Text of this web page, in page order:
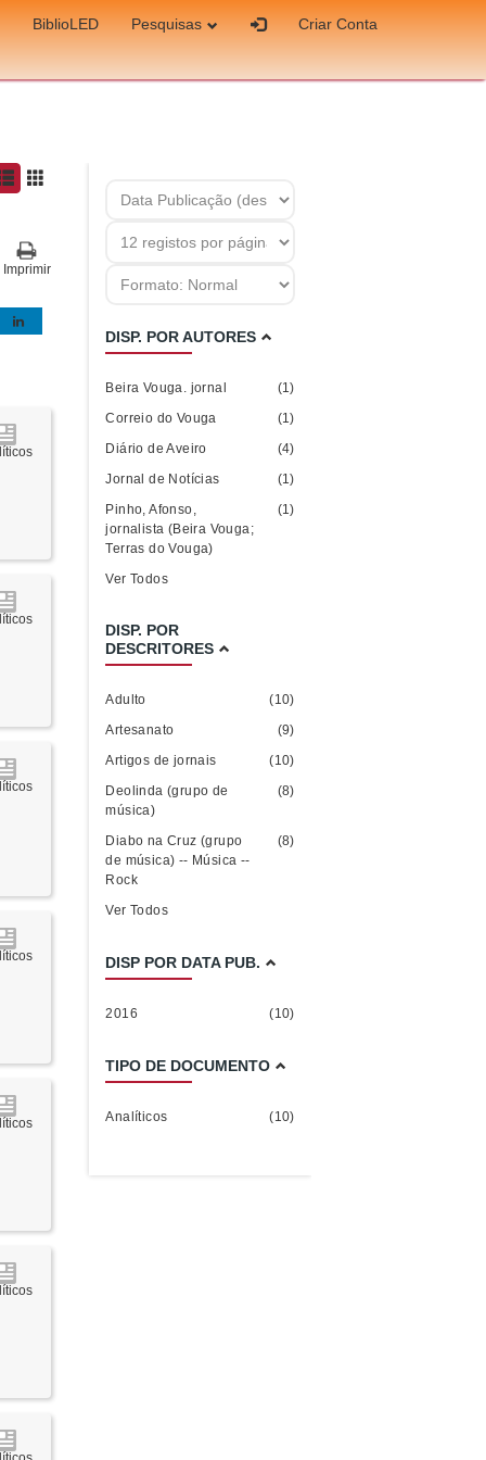
BiblioLED Pesquisas
Criar Conta
Imprimir
DISP. POR AUTORES
Beira Vouga. jornal
(1)
Correio do Vouga
(1)
Diário de Aveiro
(4)
Jornal de Notícias
(1)
Pinho, Afonso,
jornalista (Beira Vouga;
Terras do Vouga)
(1)
Ver Todos
DISP. POR
DESCRITORES
Adulto
(10)
Artesanato
(9)
Artigos de jornais
(10)
Deolinda (grupo de
música)
(8)
Diabo na Cruz (grupo
de música) -- Música --
Rock
(8)
Ver Todos
DISP POR DATA PUB.
2016 (10)
TIPO DE DOCUMENTO
Analíticos (10)